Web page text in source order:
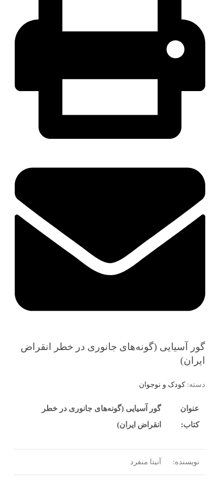
گور آسیایی (گونه‌های جانوری در خطر انقراض
ایران)
دسته: کودک و نوجوان
عنوان
کتاب:
گور آسیایی (گونه‌های جانوری در خطر
انقراض ایران)
نویسنده: آنیتا منفرد